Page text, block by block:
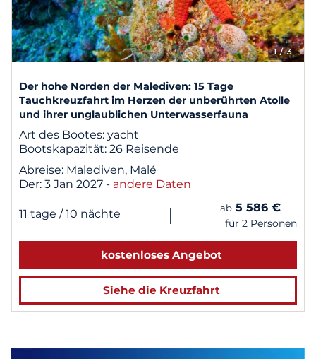
1/ 3
Der hohe Norden der Malediven: 15 Tage
Tauchkreuzfahrt im Herzen der unberührten Atolle
und ihrer unglaublichen Unterwasserfauna
Art des Bootes: yacht
Bootskapazität: 26 Reisende
Abreise: Malediven, Malé
Der: 3 Jan 2027 - andere Daten
11 tage / 10 nächte | ab 5 586 €
für 2 Personen
kostenloses Angebot
Siehe die Kreuzfahrt